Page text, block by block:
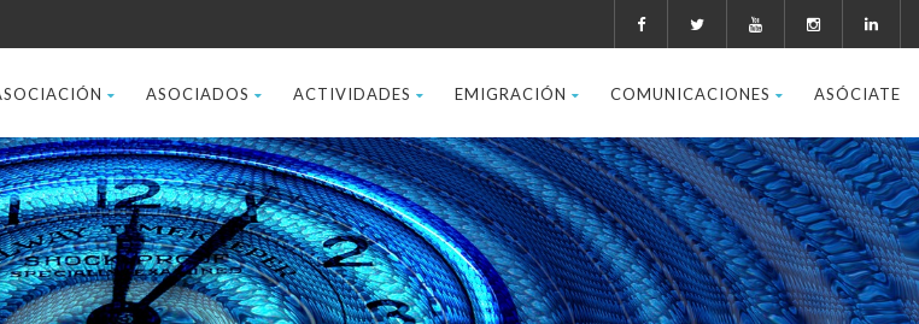
ASOCIADOS ACTIVIDADES EMIGRACIÓN COMUNICACIONES ASÓCIATE